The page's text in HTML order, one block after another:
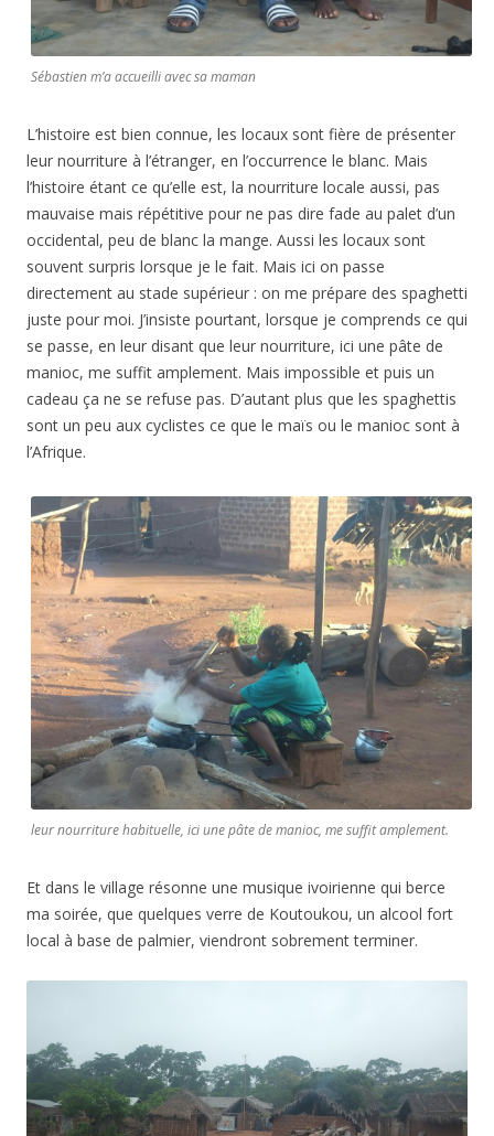
Sébastien m’a accueilli avec sa maman
L’histoire est bien connue, les locaux sont fière de présenter
leur nourriture à l’étranger, en l’occurrence le blanc. Mais
l’histoire étant ce qu’elle est, la nourriture locale aussi, pas
mauvaise mais répétitive pour ne pas dire fade au palet d’un
occidental, peu de blanc la mange. Aussi les locaux sont
souvent surpris lorsque je le fait. Mais ici on passe
directement au stade supérieur : on me prépare des spaghetti
juste pour moi. J’insiste pourtant, lorsque je comprends ce qui
se passe, en leur disant que leur nourriture, ici une pâte de
manioc, me suffit amplement. Mais impossible et puis un
cadeau ça ne se refuse pas. D’autant plus que les spaghettis
sont un peu aux cyclistes ce que le maïs ou le manioc sont à
l’Afrique.
leur nourriture habituelle, ici une pâte de manioc, me suffit amplement.
Et dans le village résonne une musique ivoirienne qui berce
ma soirée, que quelques verre de Koutoukou, un alcool fort
local à base de palmier, viendront sobrement terminer.